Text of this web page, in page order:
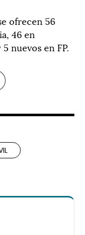
ofrecen 56
46 en
nuevos en FP.